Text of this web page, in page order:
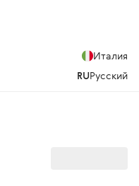
Италия
RUРусский